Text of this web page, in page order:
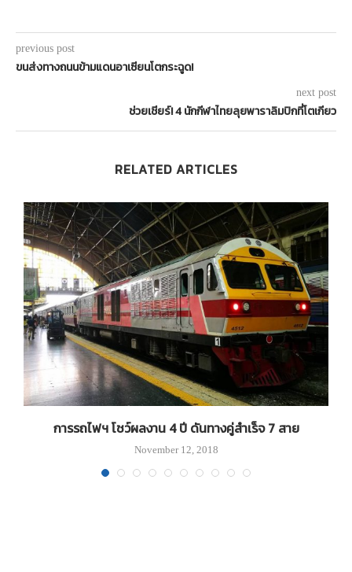
previous post
ขนส่งทางถนนข้ามแดนอาเซียนโตกระฉูด!
next post
ช่วยเชียร์! 4 นักกีฬาไทยลุยพาราลิมปิกที่โตเกียว
RELATED ARTICLES
การรถไฟฯ โชว์ผลงาน 4 ปี ดันทางคู่สำเร็จ 7 สาย
November 12, 2018